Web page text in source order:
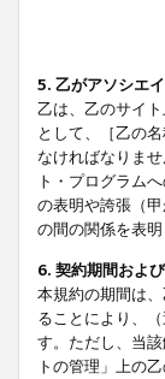
5. 乙がアソシエ
乙は、乙のサイ
として、［乙の
なければなりま
ト・プログラム
の表明や誇張（
の間の関係を表
6. 契約期間およ
本規約の期間は
ることにより、
す。ただし、当
トの管理」上の